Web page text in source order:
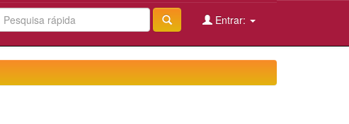
Entrar: